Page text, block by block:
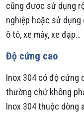
cũng được sử dụng
nghiệp hoặc sử
ô tô, xe máy, xe đạp…
Độ cứng cao
Inox 304 có độ cứng
thường chứ không
Inox 304 thuộc dòng